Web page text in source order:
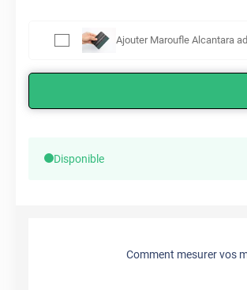
Ajouter Maroufle Alcantara
Disponible
Comment mesurer vos